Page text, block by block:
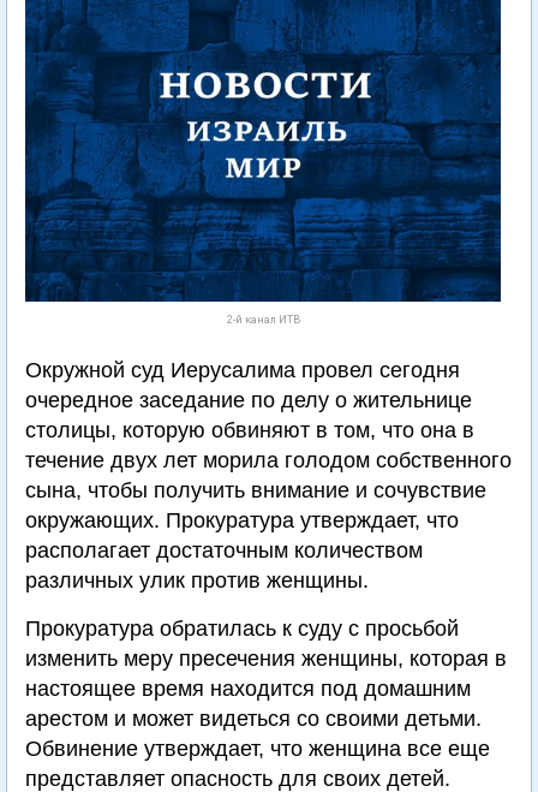
2-й канал ИТВ
Окружной суд Иерусалима провел сегодня
очередное заседание по делу о жительнице
столицы, которую обвиняют в том, что она в
течение двух лет морила голодом собственного
сына, чтобы получить внимание и сочувствие
окружающих. Прокуратура утверждает, что
располагает достаточным количеством
различных улик против женщины.
Прокуратура обратилась к суду с просьбой
изменить меру пресечения женщины, которая в
настоящее время находится под домашним
арестом и может видеться со своими детьми.
Обвинение утверждает, что женщина все еще
представляет опасность для своих детей.